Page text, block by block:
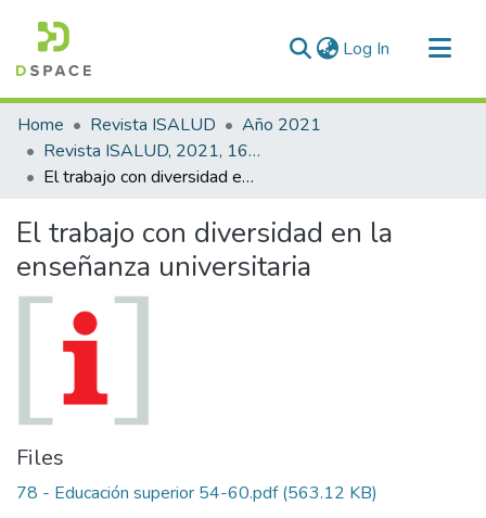
Log In (current)
Communities & Collections
All of DSpace
Statistics
Home Revista ISALUD
Año 2021
Revista ISALUD, 2021, 16(78)
El trabajo con diversidad en la enseñanza universitaria
El trabajo con diversidad en la
enseñanza universitaria
Files
78 - Educación superior 54-60.pdf(563.12 KB)